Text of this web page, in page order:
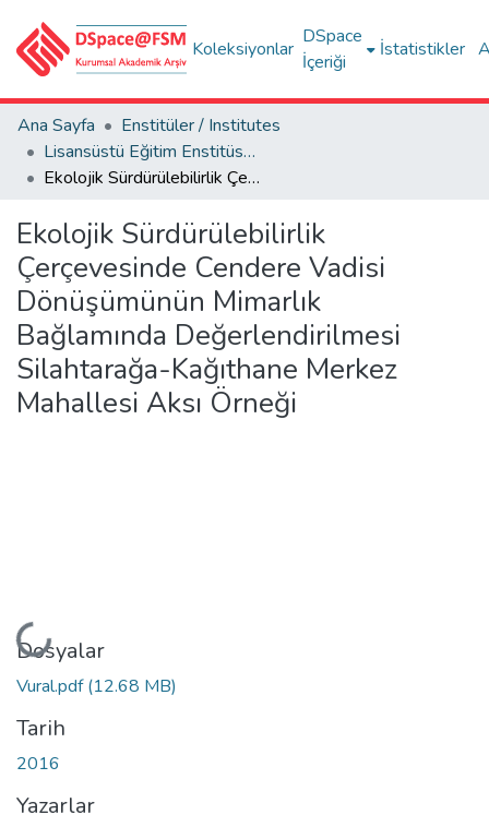
Koleksiyonlar
DSpace
İçeriği
İstatistikler
Ana Sayfa
Enstitüler / Institutes
Lisansüstü Eğitim Enstitüsü Tez Koleksiyonu
Ekolojik Sürdürülebilirlik Çerçevesinde Cendere Vadisi Dönüşümünün Mimarlık Bağlamında Değerlendirilmesi Silahtarağa-Kağıthane Merkez Mahallesi Aksı Örneği
Ekolojik Sürdürülebilirlik
Çerçevesinde Cendere Vadisi
Dönüşümünün Mimarlık
Bağlamında Değerlendirilmesi
Silahtarağa-Kağıthane Merkez
Mahallesi Aksı Örneği
Yükleniyor...
Dosyalar
Vural.pdf(12.68 MB)
Tarih
2016
Yazarlar